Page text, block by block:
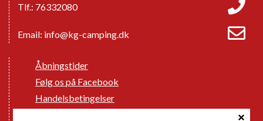
Tlf.: 76332080
Email: info@kg-camping.dk
Åbningstider
Følg os på Facebook
Handelsbetingelser